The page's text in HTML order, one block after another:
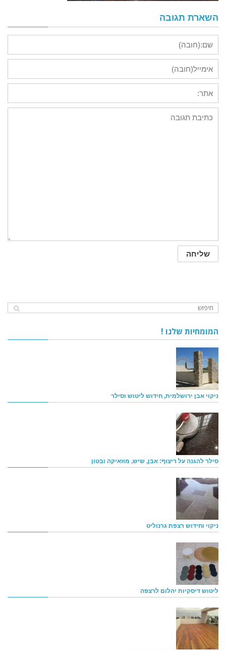
השארת תגובה
המומחיות שלנו !
ניקוי אבן ירושלמית, חידוש ליטוש וסילר
סילר להגנה על ריצוף: אבן, שיש, מוזאיקה ובטון
ניקוי וחידוש רצפת גרנוליט
ליטוש דיסקיות יהלום לרצפה